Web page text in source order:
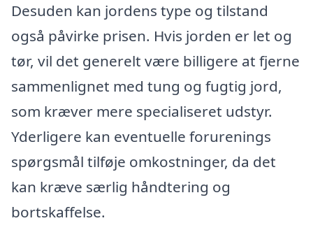
Desuden kan jordens type og tilstand
også påvirke prisen. Hvis jorden er let og
tør, vil det generelt være billigere at fjerne
sammenlignet med tung og fugtig jord,
som kræver mere specialiseret udstyr.
Yderligere kan eventuelle forurenings
spørgsmål tilføje omkostninger, da det
kan kræve særlig håndtering og
bortskaffelse.